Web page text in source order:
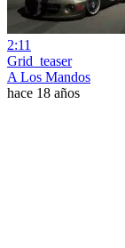
2:11
Grid_teaser
A Los Mandos
hace 18 años